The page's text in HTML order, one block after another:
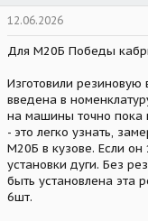
12.06.2026
Для М20Б Победы
Изготовили
введена в
на машины точно пока
- это легко узнать,
М20Б в кузове. Если
установки дуги. Без
быть установлена эта
6шт.